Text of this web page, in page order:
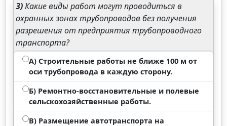
3)Какие виды работ могут проводиться в
охранных зонах трубопроводов без получения
разрешения от предприятия трубопроводного
транспорта?
А) Строительные работы не ближе 100 м от
оси трубопровода в каждую сторону.
Б) Ремонтно-восстановительные и полевые
сельскохозяйственные работы.
В) Размещение автотранспорта на